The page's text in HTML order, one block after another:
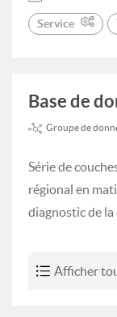
Service
Base de
Groupe de
Série de
régional en
diagnostic de
Afficher